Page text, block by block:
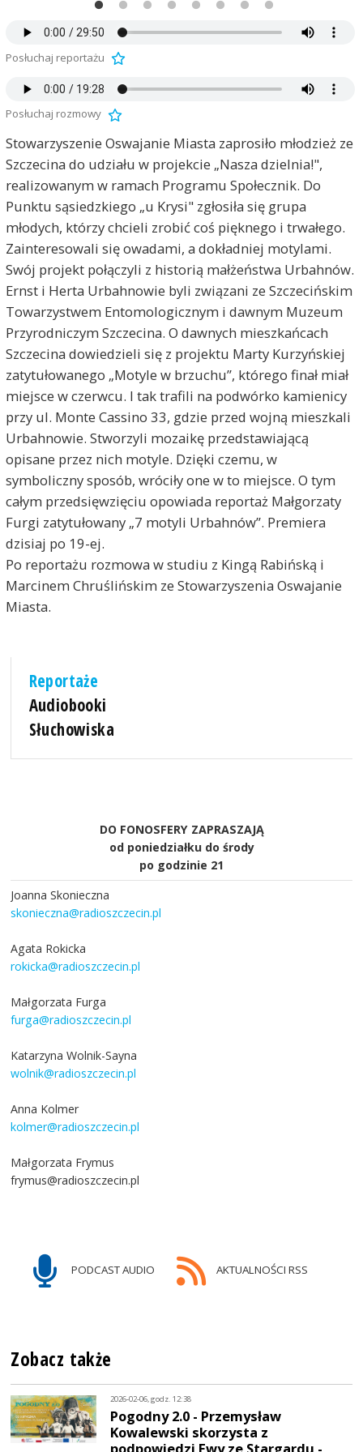
Posłuchaj reportażu
Posłuchaj rozmowy
Stowarzyszenie Oswajanie Miasta zaprosiło młodzież ze
Szczecina do udziału w projekcie „Nasza dzielnia!",
realizowanym w ramach Programu Społecznik. Do
Punktu sąsiedzkiego „u Krysi" zgłosiła się grupa
młodych, którzy chcieli zrobić coś pięknego i trwałego.
Zainteresowali się owadami, a dokładniej motylami.
Swój projekt połączyli z historią małżeństwa Urbahnów.
Ernst i Herta Urbahnowie byli związani ze Szczecińskim
Towarzystwem Entomologicznym i dawnym Muzeum
Przyrodniczym Szczecina. O dawnych mieszkańcach
Szczecina dowiedzieli się z projektu Marty Kurzyńskiej
zatytułowanego „Motyle w brzuchu”, którego finał miał
miejsce w czerwcu. I tak trafili na podwórko kamienicy
przy ul. Monte Cassino 33, gdzie przed wojną mieszkali
Urbahnowie. Stworzyli mozaikę przedstawiającą
opisane przez nich motyle. Dzięki czemu, w
symboliczny sposób, wróciły one w to miejsce. O tym
całym przedsięwzięciu opowiada reportaż Małgorzaty
Furgi zatytułowany „7 motyli Urbahnów”. Premiera
dzisiaj po 19-ej.
Po reportażu rozmowa w studiu z Kingą Rabińską i
Marcinem Chruślińskim ze Stowarzyszenia Oswajanie
Miasta.
Reportaże
Audiobooki
Słuchowiska
DO FONOSFERY ZAPRASZAJĄ
od poniedziałku do środy
po godzinie 21
Joanna Skonieczna
skonieczna@radioszczecin.pl
Agata Rokicka
rokicka@radioszczecin.pl
Małgorzata Furga
furga@radioszczecin.pl
Katarzyna Wolnik-Sayna
wolnik@radioszczecin.pl
Anna Kolmer
kolmer@radioszczecin.pl
Małgorzata Frymus
frymus@radioszczecin.pl
PODCAST AUDIO AKTUALNOŚCI RSS
Zobacz także
2026-02-06, godz. 12:38
Pogodny 2.0 - Przemysław
Kowalewski skorzysta z